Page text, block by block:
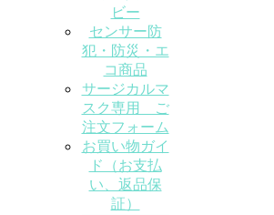
ビー
センサー防
犯・防災・エ
コ商品
サージカルマ
スク専用 ご
注文フォーム
お買い物ガイ
ド（お支払
い、返品保
証）